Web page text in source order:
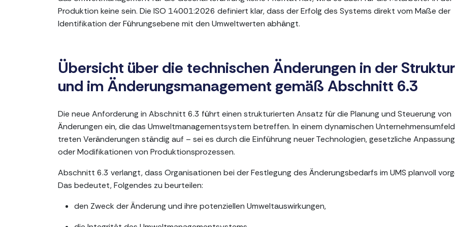
Produktion keine sein. Die ISO 14001:2026 definiert klar, dass der Erfolg des Systems direkt vom Maße der
Identifikation der Führungsebene mit den Umweltwerten abhängt.
Übersicht über die technischen Änderungen in der Struktur
und im Änderungsmanagement gemäß Abschnitt 6.3
Die neue Anforderung in Abschnitt 6.3 führt einen strukturierten Ansatz für die Planung und Steuerung von
Änderungen ein, die das Umweltmanagementsystem betreffen. In einem dynamischen Unternehmensumfeld
treten Veränderungen ständig auf – sei es durch die Einführung neuer Technologien, gesetzliche
oder Modifikationen von Produktionsprozessen.
Abschnitt 6.3 verlangt, dass Organisationen bei der Festlegung des Änderungsbedarfs im UMS planvoll
Das bedeutet, Folgendes zu beurteilen:
den Zweck der Änderung und ihre potenziellen Umweltauswirkungen,